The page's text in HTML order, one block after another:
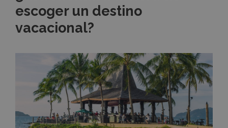
la
hora
escoger
un
escoger un destino
vacacional?